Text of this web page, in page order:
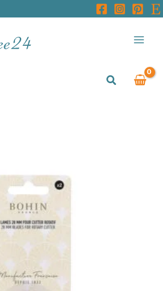
Suchen